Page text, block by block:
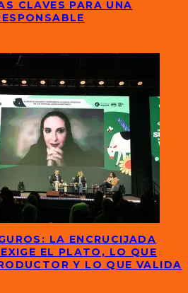
CLAVES PARA UNA
LA ENCRUCIJADA
EL PLATO, LO QUE
Y LO QUE VALIDA